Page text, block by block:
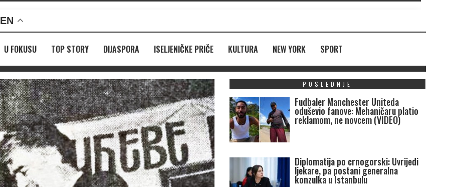
EN
U FOKUSU TOP STORY DIJASPORA ISELJENIČKE PRIČE KULTURA NEW YORK SPORT
POSLEDNJE
Fudbaler Manchester Uniteda
oduševio fanove: Mehaničaru platio
reklamom, ne novcem (VIDEO)
Diplomatija po crnogorski: Uvrijedi
ljekare, pa postani generalna
konzulka u Istanbulu